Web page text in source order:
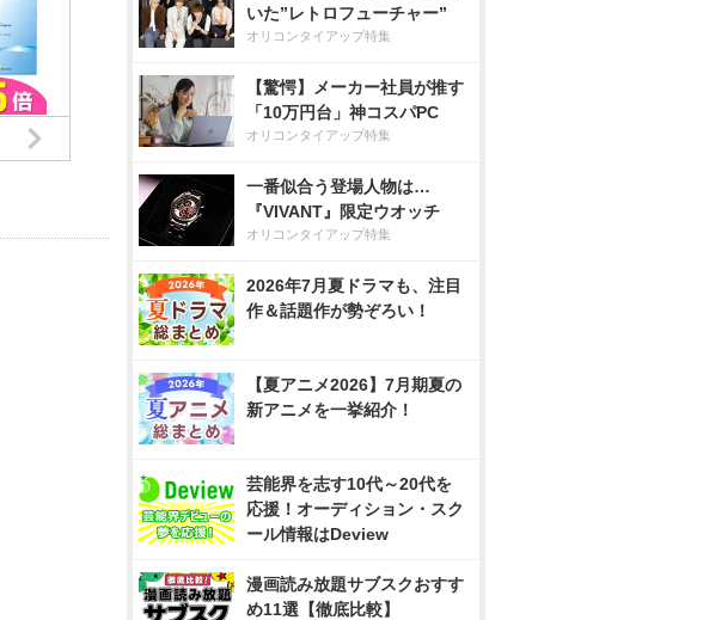
いた”レトロフューチャー”
オリコンタイアップ特集
【驚愕】メーカー社員が推す
「10万円台」神コスパPC
オリコンタイアップ特集
一番似合う登場人物は…
『VIVANT』限定ウオッチ
オリコンタイアップ特集
2026年7月夏ドラマも、注目
作＆話題作が勢ぞろい！
【夏アニメ2026】7月期夏の
新アニメを一挙紹介！
芸能界を志す10代～20代を
応援！オーディション・スク
ール情報はDeview
漫画読み放題サブスクおすす
め11選【徹底比較】